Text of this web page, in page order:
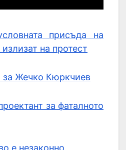
присъда на
на протест
за Жечко Кюркчиев
за фаталното
е незаконно